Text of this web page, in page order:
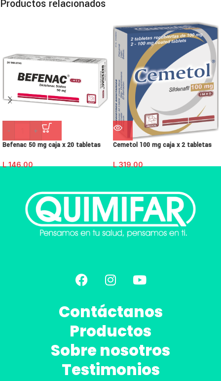
Productos relacionados
- +
Befenac 50 mg caja x 20 tabletas
L146.00
Cemetol 100 mg caja x 2 tabletas
L319.00
Contáctanos
Productos
Sobre nosotros
Testimonios